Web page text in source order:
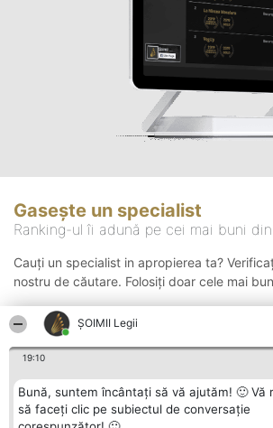
ȘOIMII Legii
19:10
Bună, suntem încântați să vă ajutăm! 🙂 Vă
să faceți clic pe subiectul de conversație
Gasește un specialist
Ranking-ul îi adună pe cei mai buni
Cauți un specialist in apropierea ta?
nostru de căutare. Folosiți doar cele mai